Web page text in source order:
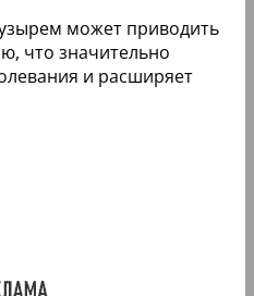
может приводить
что значительно
и расширяет